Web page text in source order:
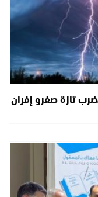
تازة صفرو إفران